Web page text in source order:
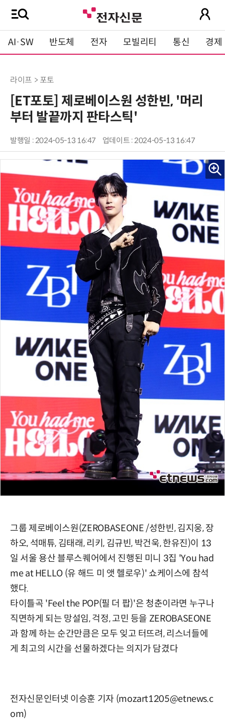
AI·SW 반도체 전자 모빌리티 통신 경제
라이프 > 포토
[ET포토] 제로베이스원 성한빈, '머리
부터 발끝까지 판타스틱'
발행일 : 2024-05-13 16:47 업데이트 : 2024-05-13 16:47
그룹 제로베이스원(ZEROBASEONE /성한빈, 김지웅, 장
하오, 석매튜, 김태래, 리키, 김규빈, 박건욱, 한유진)이 13
일 서울 용산 블루스퀘어에서 진행된 미니 3집 'You had
me at HELLO (유 해드 미 앳 헬로우)' 쇼케이스에 참석
했다.
타이틀곡 'Feel the POP(필 더 팝)'은 청춘이라면 누구나
직면하게 되는 망설임, 걱정, 고민 등을 ZEROBASEONE
과 함께 하는 순간만큼은 모두 잊고 터뜨려, 리스너들에
게 최고의 시간을 선물하겠다는 의지가 담겼다
전자신문인터넷 이승훈 기자 (mozart1205@etnews.c
om)